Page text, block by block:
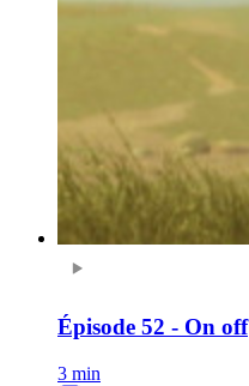
Épisode 52 - On off
3 min